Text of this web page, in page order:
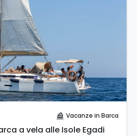
sailing Vacanze in Barca
a vela alle Isole Egadi